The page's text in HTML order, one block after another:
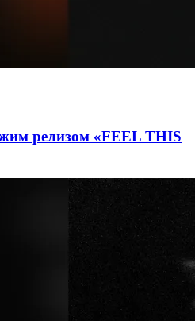
релизом «FEEL THIS